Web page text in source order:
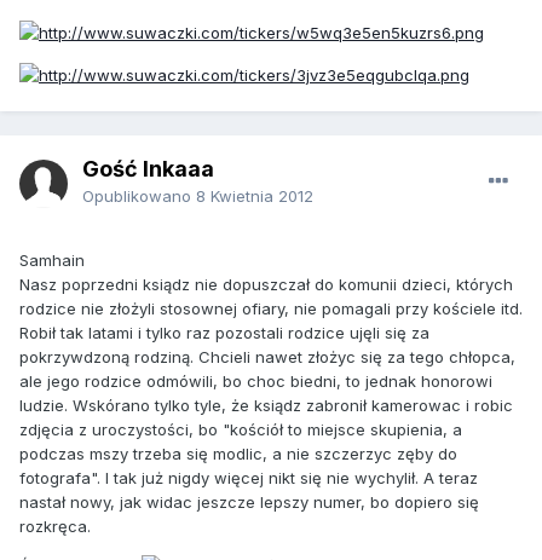
Gość Inkaaa
Opublikowano 8 Kwietnia 2012
Samhain
Nasz poprzedni ksiądz nie dopuszczał do komunii dzieci, których
rodzice nie złożyli stosownej ofiary, nie pomagali przy kościele itd.
Robił tak latami i tylko raz pozostali rodzice ujęli się za
pokrzywdzoną rodziną. Chcieli nawet złożyc się za tego chłopca,
ale jego rodzice odmówili, bo choc biedni, to jednak honorowi
ludzie. Wskórano tylko tyle, że ksiądz zabronił kamerowac i robic
zdjęcia z uroczystości, bo "kościół to miejsce skupienia, a
podczas mszy trzeba się modlic, a nie szczerzyc zęby do
fotografa". I tak już nigdy więcej nikt się nie wychylił. A teraz
nastał nowy, jak widac jeszcze lepszy numer, bo dopiero się
rozkręca.